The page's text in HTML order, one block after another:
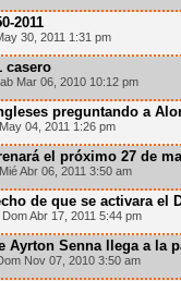
2011
30, 2011 1:31 pm
casero
Mar 06, 2010 10:12 pm
preguntando a
04, 2011 1:26 pm
el próximo 27 de
Abr 06, 2011 3:50 am
de que se activara el
Dom Abr 17, 2011 5:44 pm
Ayrton Senna llega a la
Nov 07, 2010 3:50 am